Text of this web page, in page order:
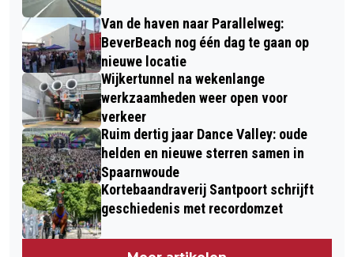
Van de haven naar Parallelweg:
BeverBeach nog één dag te gaan op
nieuwe locatie
Wijkertunnel na wekenlange
werkzaamheden weer open voor
verkeer
Ruim dertig jaar Dance Valley: oude
helden en nieuwe sterren samen in
Spaarnwoude
Kortebaandraverij Santpoort schrijft
geschiedenis met recordomzet